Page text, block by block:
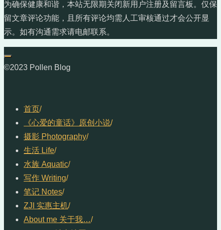
为确保健康和谐，本站无限期关闭新用户注册及留言板。仅保
留文章评论功能，且所有评论均需人工审核通过才会公开显
示。如有沟通需求请电邮联系。
©2023 Pollen Blog
首页/
《心爱的童话》原创小说/
摄影 Photography/
生活 Life/
水族 Aquatic/
写作 Writing/
笔记 Notes/
ZJI 实惠主机/
About me 关于我…/